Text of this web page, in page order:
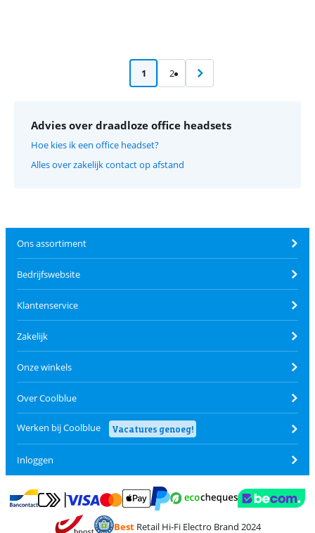
1 2
Advies over draadloze office headsets
Hoe kies ik een office headset?
Alles over zakelijk contact op afstand
Ons assortiment
Bedrijfswebsite
Klantenservice
Zakelijk
Onze winkels
Over Coolblue
Werken bij Coolblue Vacatures genoeg!
Inloggen
Betalen met Bancontact
Betalen met MasterCard en Visa via ClickToPay
Betalen met PayPal
BestRetail Hi-Fi Electro Brand 2024